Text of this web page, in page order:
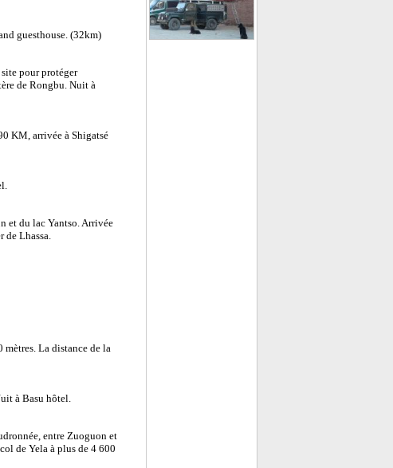
guesthouse. (32km)
pour protéger
de Rongbu. Nuit à
KM, arrivée à Shigatsé
et du lac Yantso. Arrivée
de Lhassa.
La distance de la
à Basu hôtel.
entre Zuoguon et
de Yela à plus de 4 600